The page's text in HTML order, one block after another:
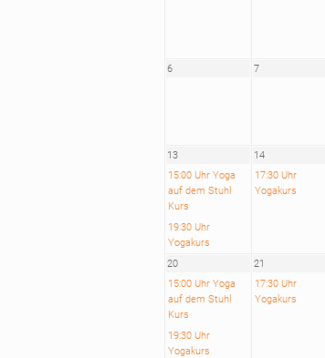
6 7
13
15:00 Uhr Yoga
auf dem Stuhl
Kurs
19:30 Uhr
Yogakurs
14
17:30 Uhr
Yogakurs
20
15:00 Uhr Yoga
auf dem Stuhl
Kurs
19:30 Uhr
Yogakurs
21
17:30 Uhr
Yogakurs